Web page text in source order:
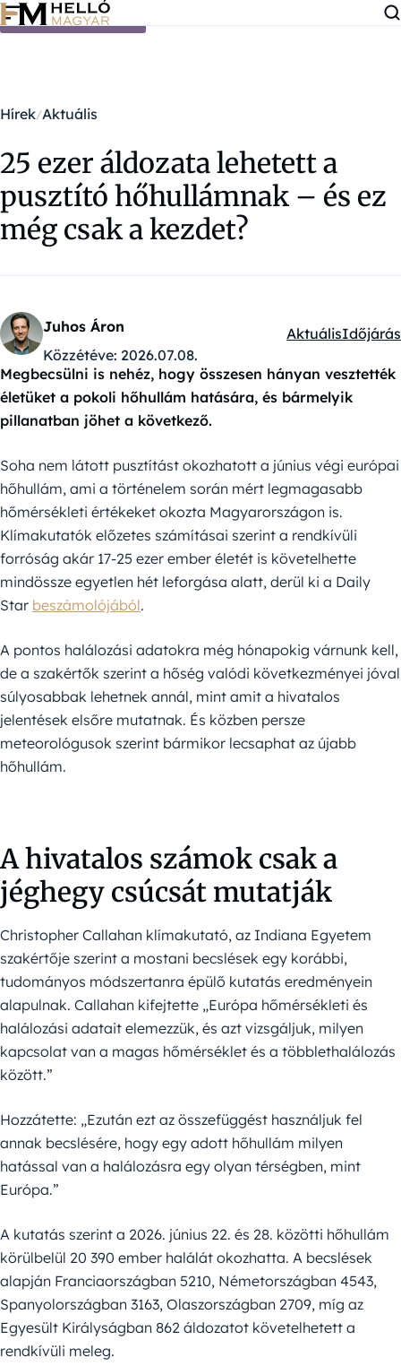
Ugrás a tartalomra
Hírek Aktuális
25 ezer áldozata lehetett a
pusztító hőhullámnak – és ez
még csak a kezdet?
Juhos Áron
Közzétéve: 2026.07.08.
Kategóriák:
AktuálisIdőjárás
Megbecsülni is nehéz, hogy összesen hányan vesztették
életüket a pokoli hőhullám hatására, és bármelyik
pillanatban jöhet a következő.
Soha nem látott pusztítást okozhatott a június végi európai
hőhullám, ami a történelem során mért legmagasabb
hőmérsékleti értékeket okozta Magyarországon is.
Klímakutatók előzetes számításai szerint a rendkívüli
forróság akár 17-25 ezer ember életét is követelhette
mindössze egyetlen hét leforgása alatt, derül ki a Daily
Star beszámolójából.
A pontos halálozási adatokra még hónapokig várnunk kell,
de a szakértők szerint a hőség valódi következményei jóval
súlyosabbak lehetnek annál, mint amit a hivatalos
jelentések elsőre mutatnak. És közben persze
meteorológusok szerint bármikor lecsaphat az újabb
hőhullám.
A hivatalos számok csak a
jéghegy csúcsát mutatják
Christopher Callahan klímakutató, az Indiana Egyetem
szakértője szerint a mostani becslések egy korábbi,
tudományos módszertanra épülő kutatás eredményein
alapulnak. Callahan kifejtette „Európa hőmérsékleti és
halálozási adatait elemezzük, és azt vizsgáljuk, milyen
kapcsolat van a magas hőmérséklet és a többlethalálozás
között.”
Hozzátette: „Ezután ezt az összefüggést használjuk fel
annak becslésére, hogy egy adott hőhullám milyen
hatással van a halálozásra egy olyan térségben, mint
Európa.”
A kutatás szerint a 2026. június 22. és 28. közötti hőhullám
körülbelül 20 390 ember halálát okozhatta. A becslések
alapján Franciaországban 5210, Németországban 4543,
Spanyolországban 3163, Olaszországban 2709, míg az
Egyesült Királyságban 862 áldozatot követelhetett a
rendkívüli meleg.